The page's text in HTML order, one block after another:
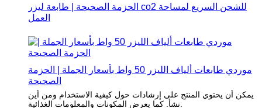
الحزمة الصحيحة | طابعة ليزر co2 للشحن السريع لمساحة
العمل
موردي طابعات ألياف الليزر 50 واط بأسعار الجملة | الحزمة
الصحيحة
يمكن أن يحتوي المنتج على إرشادات حول كيفية الاستخدام ومن أين